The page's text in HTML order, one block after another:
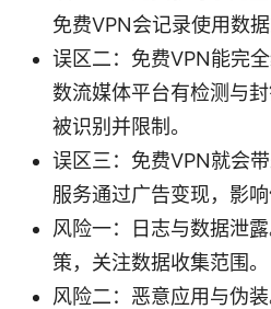
免费VPN会记录使用数
误区二：免费VPN能完
数流媒体平台有检测与
被识别并限制。
误区三：免费VPN就会
服务通过广告变现，影响
风险一：日志与数据泄
策，关注数据收集范围。
风险二：恶意应用与伪